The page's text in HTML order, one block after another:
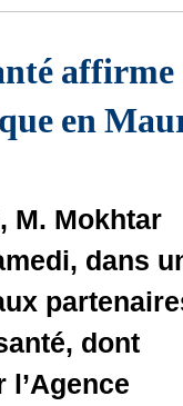
affirme
en
M. Mokhtar
dans
dont
l’Agence